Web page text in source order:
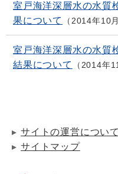
室戸海洋深層水の水質
果について
2014年10
室戸海洋深層水の水質
結果について
2014年
サイトの運営について
サイトマップ